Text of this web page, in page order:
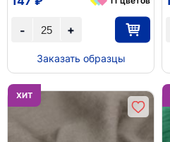
+
-
Заказать образцы
ХИТ